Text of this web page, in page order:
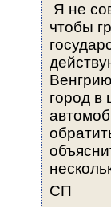
Я не
чтобы
город в
СП